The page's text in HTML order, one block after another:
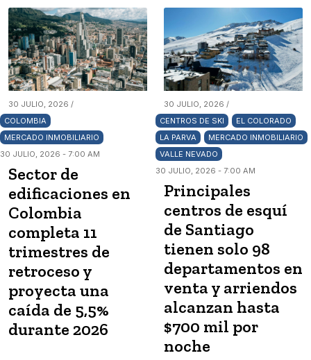
30 JULIO, 2026 /
COLOMBIA
MERCADO INMOBILIARIO
30 JULIO, 2026 - 7:00 AM
Sector de
edificaciones en
Colombia
completa 11
trimestres de
retroceso y
proyecta una
caída de 5,5%
durante 2026
30 JULIO, 2026 /
CENTROS DE SKI
EL COLORADO
LA PARVA
MERCADO INMOBILIARIO
VALLE NEVADO
30 JULIO, 2026 - 7:00 AM
Principales
centros de esquí
de Santiago
tienen solo 98
departamentos en
venta y arriendos
alcanzan hasta
$700 mil por
noche